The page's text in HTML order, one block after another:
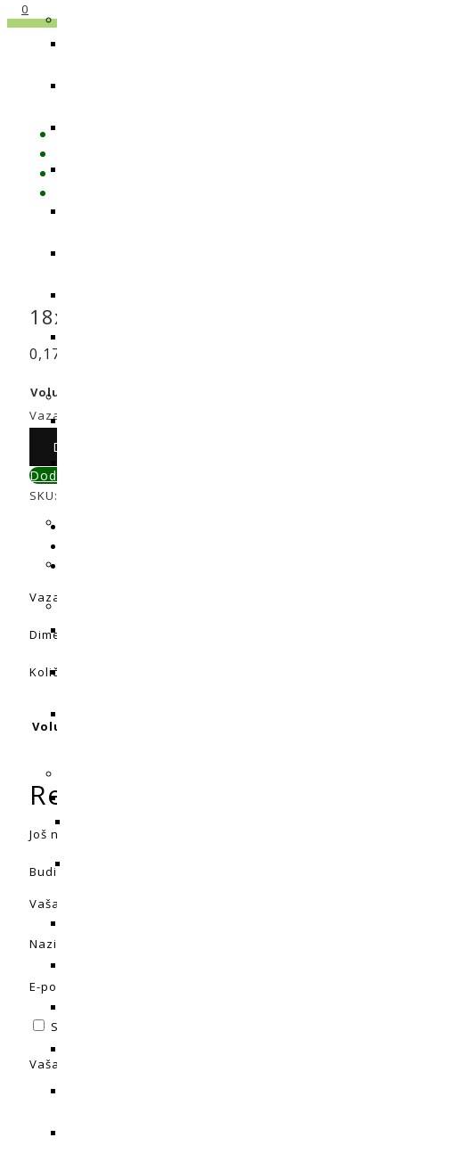
0
18x18x23cm, 6,5L
0,17
Volumen v litrih
Vaza 18x18x23cm, 6,5L količina
Dodaj u košaricu
Dodaj u primerjavu
SKU:
Vaza izrađena od kvalitetne plastike, otporna na promjene
Dimenzije: Duljina 18 cm, širina 18 cm, visina 23 cm
Količina: 6.5L
Volumen v litrih
Recenzije
Još nema recenzija.
Budite prvi koji će recenzirati “Vaza 18x18x23cm, 6,5L”
Vaša adresa e-pošte neće biti objavljena.
Naziv
E-pošta
Spremi moje ime, e-poštu i web-stranicu u ovom internet
Vaša ocjena